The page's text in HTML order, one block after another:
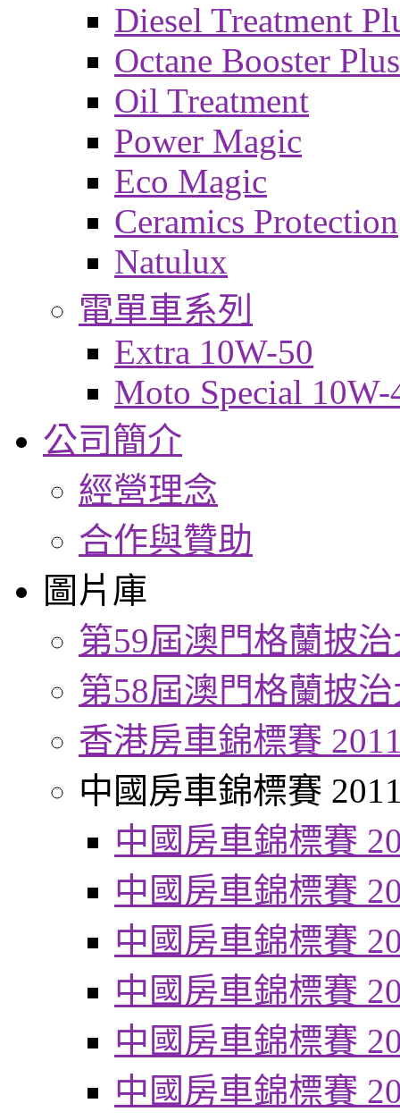
Diesel Treatment
Octane Booster Plus
Oil Treatment
Power Magic
Eco Magic
Ceramics Protection
Natulux
電單車系列
Extra 10W-50
Moto Special 10W-
公司簡介
經營理念
合作與贊助
圖片庫
第59屆澳門格蘭披
第58屆澳門格蘭披
香港房車錦標賽
中國房車錦標賽
中國房車錦標賽
中國房車錦標賽
中國房車錦標賽
中國房車錦標賽
中國房車錦標賽
中國房車錦標賽